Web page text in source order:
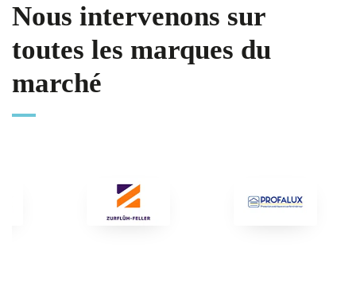
Nous intervenons sur
toutes les marques du
marché